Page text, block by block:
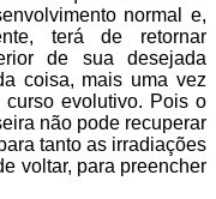
normal e,
terá de retornar
de sua desejada
coisa, mais uma vez
evolutivo. Pois o
não pode recuperar
tanto as irradiações
voltar, para preencher